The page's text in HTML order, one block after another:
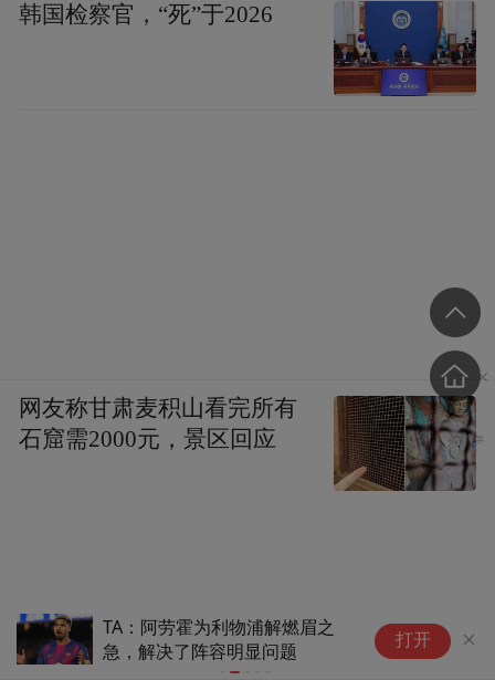
TA：阿劳霍为利物浦解燃眉之
急，解决了阵容明显问题
上海足协：
列冠军
打开
韩国检察官，“死”于2026
网友称甘肃麦积山看完所有
石窟需2000元，景区回应